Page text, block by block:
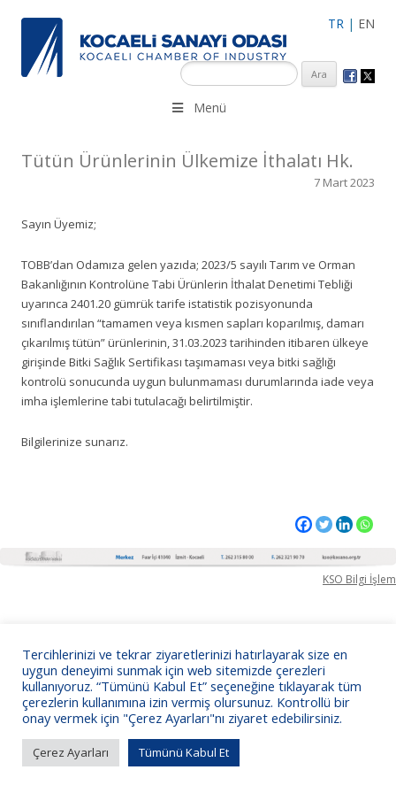
TR | EN
KSO 3500’ü aşkın sanayi kuruluşuna uzman çalışanları ile İzmit
Merkez, Çayırova, Dilovası, Gebze ve İMES OSB’deki ofisleri ile
Menü
Tütün Ürünlerinin Ülkemize İthalatı Hk.
7 Mart 2023
Sayın Üyemiz;
TOBB’dan Odamıza gelen yazıda; 2023/5 sayılı Tarım ve Orman
Bakanlığının Kontrolüne Tabi Ürünlerin İthalat Denetimi Tebliği
uyarınca 2401.20 gümrük tarife istatistik pozisyonunda
sınıflandırılan “tamamen veya kısmen sapları koparılmış, damarı
çıkarılmış tütün” ürünlerinin, 31.03.2023 tarihinden itibaren ülkeye
girişinde Bitki Sağlık Sertifikası taşımaması veya bitki sağlığı
kontrolü sonucunda uygun bulunmaması durumlarında iade veya
imha işlemlerine tabi tutulacağı belirtilmiştir.
Bilgilerinize sunarız.
KSO Bilgi İşlem
Tercihlerinizi ve tekrar ziyaretlerinizi hatırlayarak size en
uygun deneyimi sunmak için web sitemizde çerezleri
kullanıyoruz. “Tümünü Kabul Et” seçeneğine tıklayarak tüm
çerezlerin kullanımına izin vermiş olursunuz. Kontrollü bir
onay vermek için "Çerez Ayarları"nı ziyaret edebilirsiniz.
Çerez Ayarları Tümünü Kabul Et